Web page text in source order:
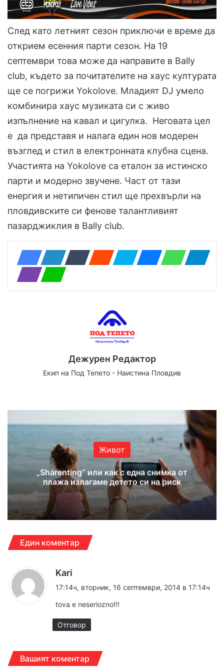
След като летният сезон приключи е време да
открием есенния парти сезон. На 19
септември това може да направите в Bally
club, където за почитателите на хаус културата
ще се погрижи Yokolove. Младият DJ умело
комбинира хаус музиката си с живо
изпълнение на кавал и цигулка. Неговата цел
е да представя и налага един нов модерен
възглед и стил в електронната клубна сцена.
Участията на Yokolove са еталон за истинско
парти и модерно звучене. Част от тази
енергия и нетипичен стил ще прехвърли на
пловдивските си фенове талантливият
пазарджиклия в Bally club.
Дежурен Редактор
Екип на Под Тепето - Наистина Пловдив
te bo
ok
ub
e
ra
m
Живот
„Sharenting“ или как с една снимка от
плажа излагаме детето си на риск
Един коментар
Kari
а
:
17:14ч, вторник, 16 септември, 2014 в 17:14ч
tova e neseriozno!!!
Отговор
Вашият коментар